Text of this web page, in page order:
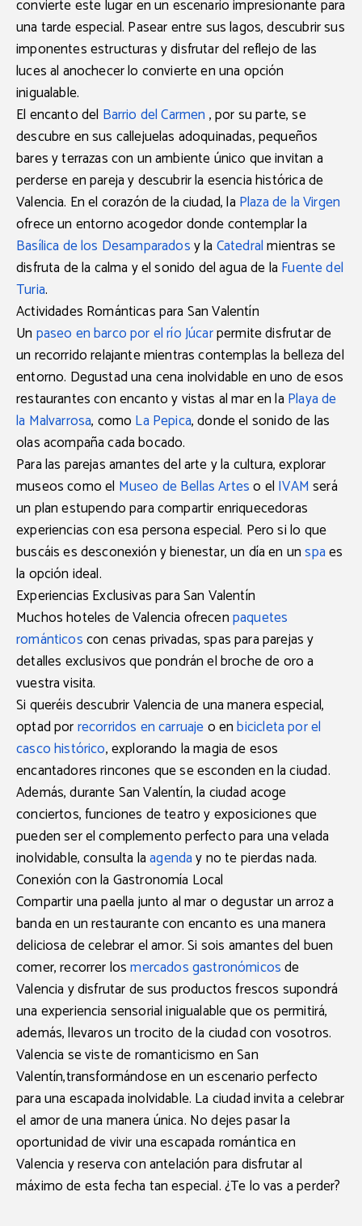
convierte este lugar en un escenario impresionante para
una tarde especial. Pasear entre sus lagos, descubrir sus
imponentes estructuras y disfrutar del reflejo de las
luces al anochecer lo convierte en una opción
inigualable.
El encanto del Barrio del Carmen , por su parte, se
descubre en sus callejuelas adoquinadas, pequeños
bares y terrazas con un ambiente único que invitan a
perderse en pareja y descubrir la esencia histórica de
Valencia. En el corazón de la ciudad, la Plaza de la Virgen
ofrece un entorno acogedor donde contemplar la
Basílica de los Desamparadosy la Catedralmientras se
disfruta de la calma y el sonido del agua de la Fuente del
Turia.
Actividades Románticas para San Valentín
Un paseo en barco por el río Júcarpermite disfrutar de
un recorrido relajante mientras contemplas la belleza del
entorno. Degustad una cena inolvidable en uno de esos
restaurantes con encanto y vistas al mar en la Playa de
la Malvarrosa, como La Pepica, donde el sonido de las
olas acompaña cada bocado.
Para las parejas amantes del arte y la cultura, explorar
museos como el Museo de Bellas Arteso el IVAM será
un plan estupendo para compartir enriquecedoras
experiencias con esa persona especial. Pero si lo que
buscáis es desconexión y bienestar, un día en unspaes
la opción ideal.
Experiencias Exclusivas para San Valentín
Muchos hoteles de Valencia ofrecenpaquetes
románticoscon cenas privadas, spas para parejas y
detalles exclusivos que pondrán el broche de oro a
vuestra visita.
Si queréis descubrir Valencia de una manera especial,
optad porrecorridos en carruajeo enbicicleta por el
casco histórico, explorando la magia de esos
encantadores rincones que se esconden en la ciudad.
Además, durante San Valentín, la ciudad acoge
conciertos, funciones de teatro y exposiciones que
pueden ser el complemento perfecto para una velada
inolvidable, consulta laagenday no te pierdas nada.
Conexión con la Gastronomía Local
Compartir una paella junto al mar o degustar un arroz a
banda en un restaurante con encanto es una manera
deliciosa de celebrar el amor. Si sois amantes del buen
comer, recorrer losmercados gastronómicosde
Valencia y disfrutar de sus productos frescos supondrá
una experiencia sensorial inigualable que os permitirá,
además, llevaros un trocito de la ciudad con vosotros.
Valencia se viste de romanticismo en San
Valentín,transformándose en un escenario perfecto
para una escapada inolvidable. La ciudad invita a celebrar
el amor de una manera única. No dejes pasar la
oportunidad de vivir una escapada romántica en
Valencia y reserva con antelación para disfrutar al
máximo de esta fecha tan especial. ¿Te lo vas a perder?